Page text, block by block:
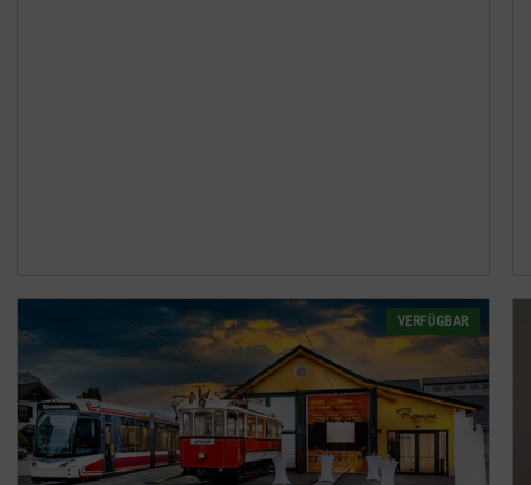
VERFÜGBAR